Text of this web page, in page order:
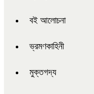
বই আলোচনা
ভ্রমণকাহিনী
মুক্তগদ্য